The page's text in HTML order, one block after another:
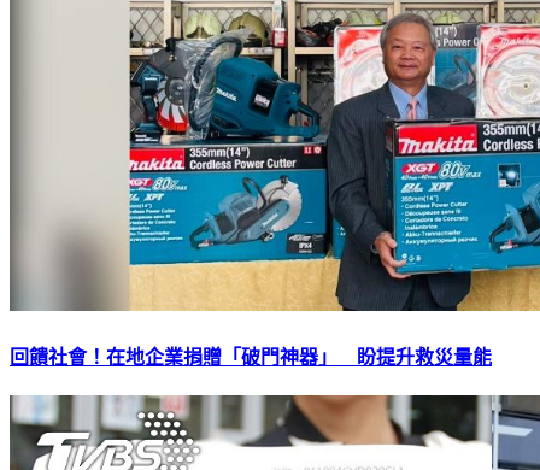
回饋社會！在地企業捐贈「破門神器」 盼提升救災量能